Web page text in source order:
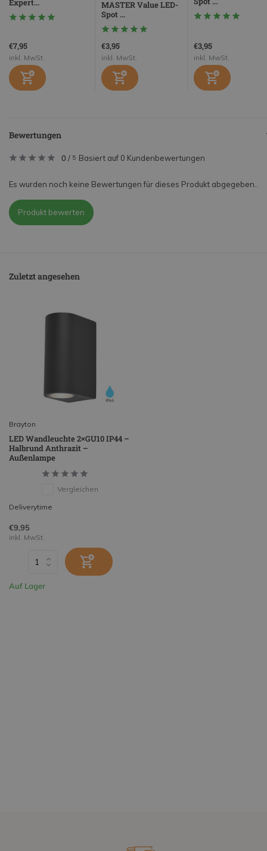
Expert...
€7,95
inkl. MwSt.
MASTER Value LED-
Spot ...
€3,95
inkl. MwSt.
€3,95
inkl. MwSt.
Bewertungen
0 / 5 Basiert auf 0 Kundenbewertungen
Es wurden noch keine Bewertungen für dieses Produkt abgegeben..
Produkt bewerten
Zuletzt angesehen
Brayton
LED Wandleuchte 2×GU10 IP44 –
Halbrund Anthrazit –
Außenlampe
Vergleichen
Deliverytime
€9,95
inkl. MwSt.
Auf Lager